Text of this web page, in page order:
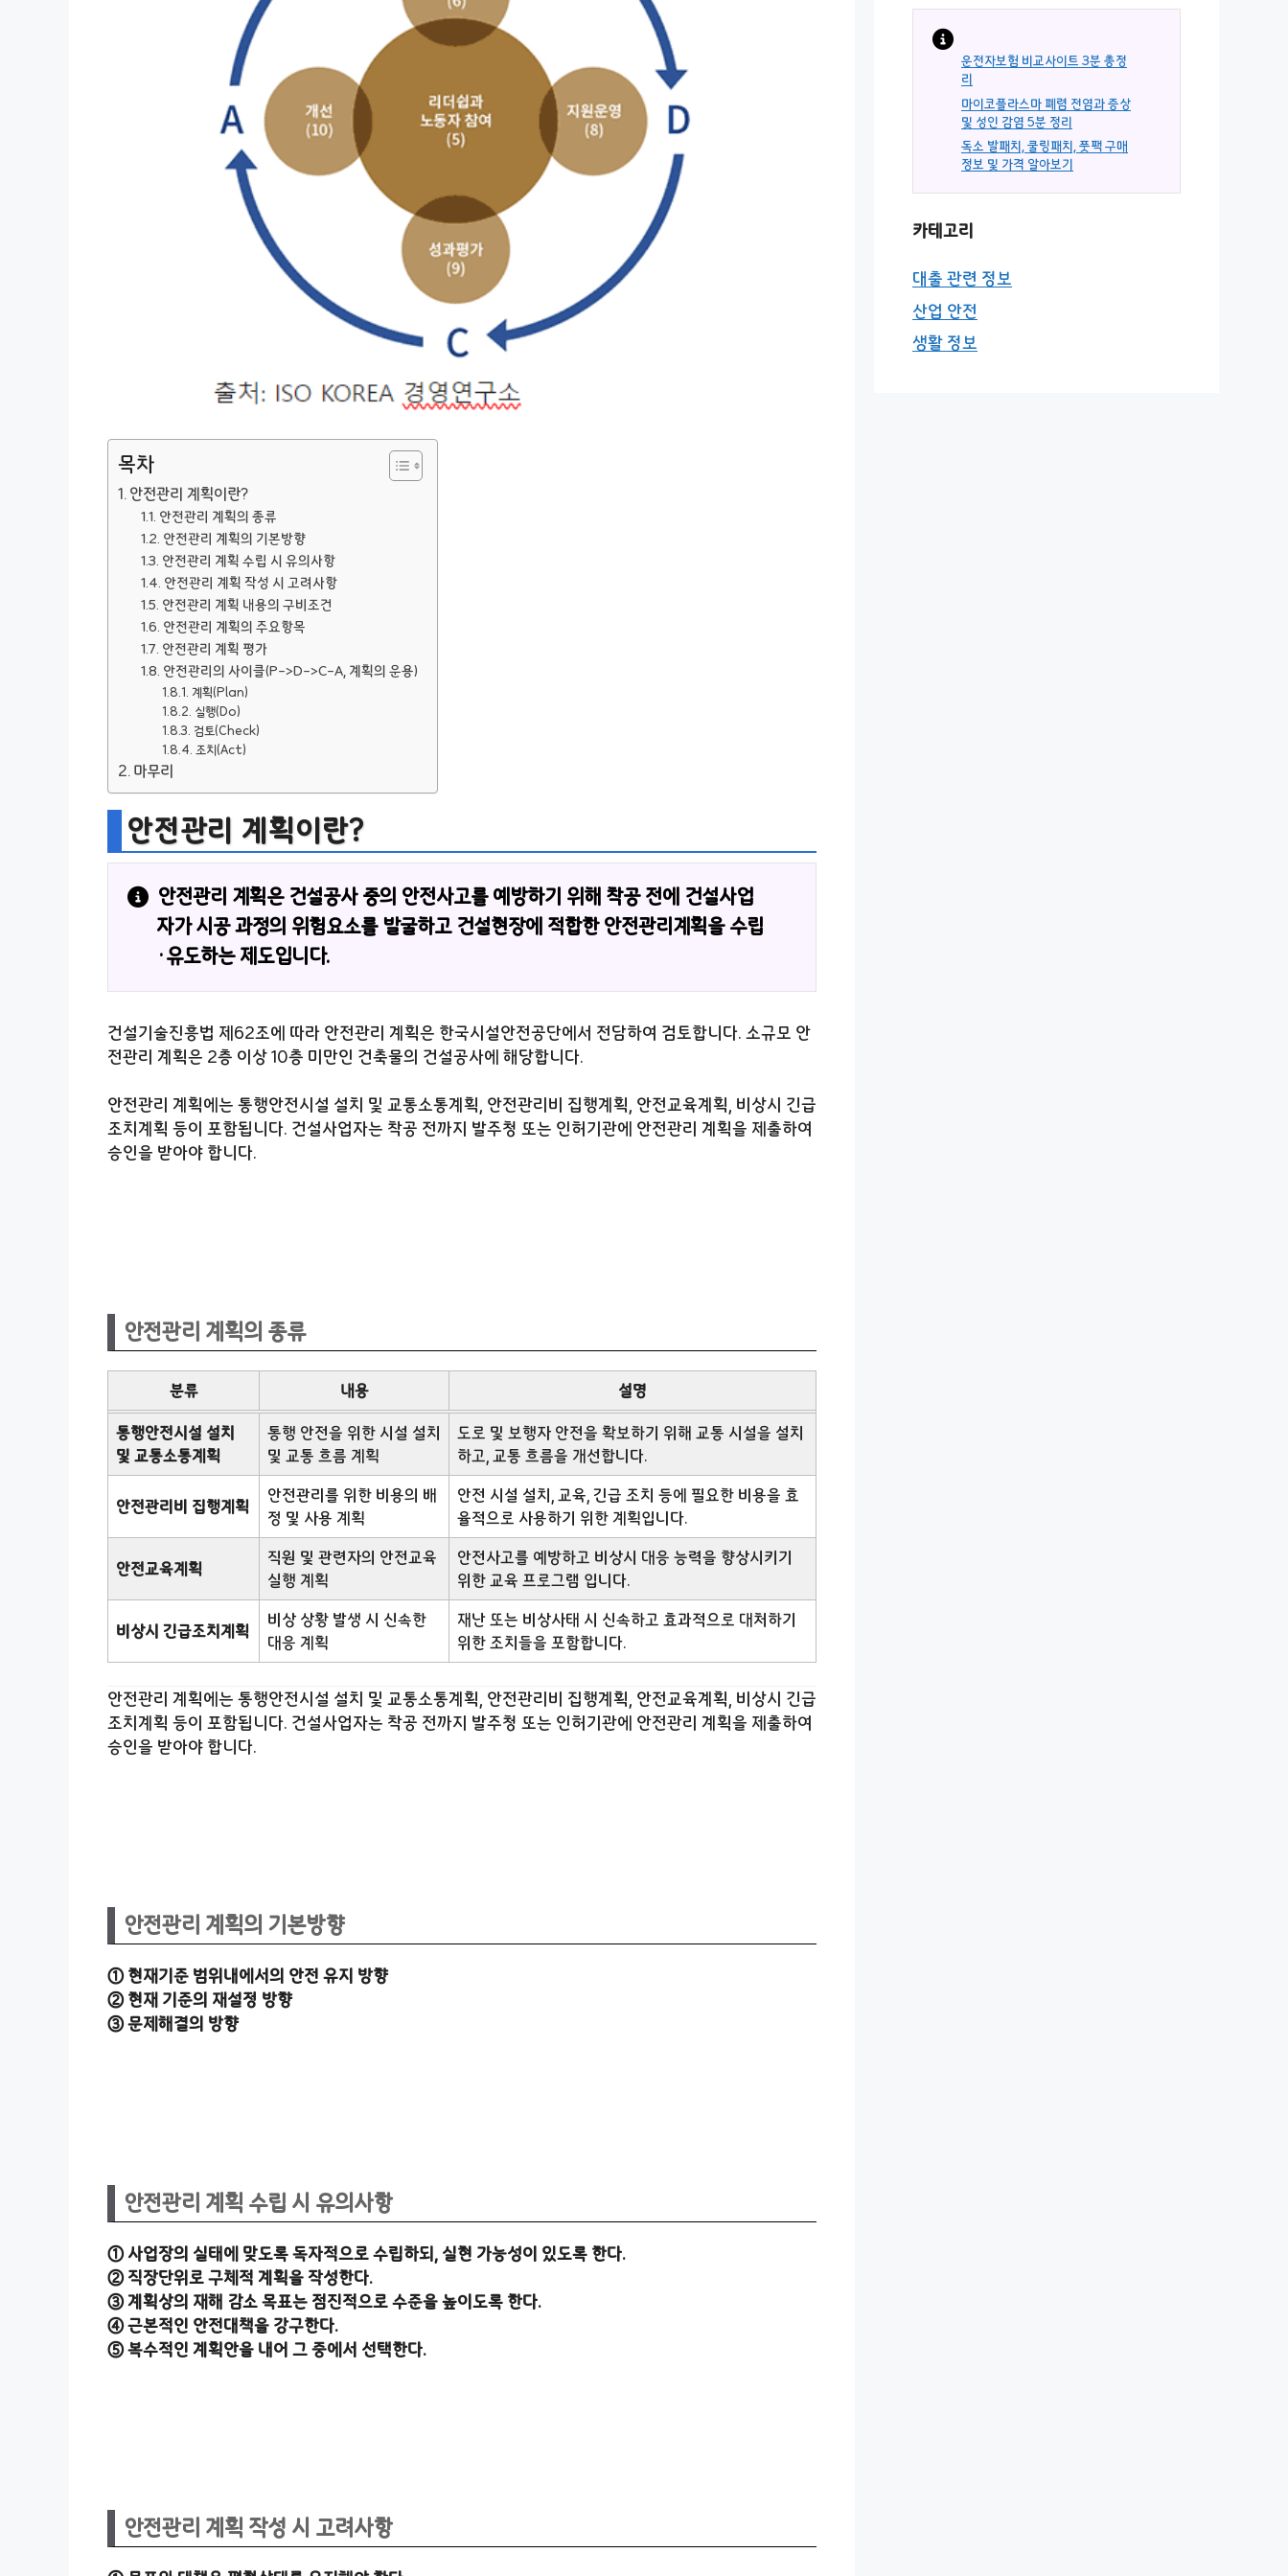
목차
안전관리 계획이란?
안전관리 계획의 종류
안전관리 계획의 기본방향
안전관리 계획 수립 시 유의사항
안전관리 계획 작성 시 고려사항
안전관리 계획 내용의 구비조건
안전관리 계획의 주요항목
안전관리 계획 평가
안전관리의 사이클(P->D->C-A, 계획의 운용)
계획(Plan)
실행(Do)
검토(Check)
조치(Act)
마무리
안전관리 계획이란?
안전관리 계획은 건설공사 중의 안전사고를 예방하기 위해 착공 전에 건설사업
자가 시공 과정의 위험요소를 발굴하고 건설현장에 적합한 안전관리계획을 수립
·유도하는 제도입니다.
건설기술진흥법 제62조에 따라 안전관리 계획은 한국시설안전공단에서 전담하여 검토합니다. 소규모 안
전관리 계획은 2층 이상 10층 미만인 건축물의 건설공사에 해당합니다.
안전관리 계획에는 통행안전시설 설치 및 교통소통계획, 안전관리비 집행계획, 안전교육계획, 비상시 긴급
조치계획 등이 포함됩니다. 건설사업자는 착공 전까지 발주청 또는 인허기관에 안전관리 계획을 제출하여
승인을 받아야 합니다.
안전관리 계획의 종류
분류 내용 설명
통행안전시설 설치
및 교통소통계획
통행 안전을 위한 시설 설치
및 교통 흐름 계획
도로 및 보행자 안전을 확보하기 위해 교통 시설을 설치
하고, 교통 흐름을 개선합니다.
안전관리비 집행계획
안전관리를 위한 비용의 배
정 및 사용 계획
안전 시설 설치, 교육, 긴급 조치 등에 필요한 비용을 효
율적으로 사용하기 위한 계획입니다.
안전교육계획
직원 및 관련자의 안전교육
실행 계획
안전사고를 예방하고 비상시 대응 능력을 향상시키기
위한 교육 프로그램 입니다.
비상시 긴급조치계획
비상 상황 발생 시 신속한
대응 계획
재난 또는 비상사태 시 신속하고 효과적으로 대처하기
위한 조치들을 포함합니다.
안전관리 계획에는 통행안전시설 설치 및 교통소통계획, 안전관리비 집행계획, 안전교육계획, 비상시 긴급
조치계획 등이 포함됩니다. 건설사업자는 착공 전까지 발주청 또는 인허기관에 안전관리 계획을 제출하여
승인을 받아야 합니다.
안전관리 계획의 기본방향
① 현재기준 범위내에서의 안전 유지 방향
② 현재 기준의 재설정 방향
③ 문제해결의 방향
안전관리 계획 수립 시 유의사항
① 사업장의 실태에 맞도록 독자적으로 수립하되, 실현 가능성이 있도록 한다.
② 직장단위로 구체적 계획을 작성한다.
③ 계획상의 재해 감소 목표는 점진적으로 수준을 높이도록 한다.
④ 근본적인 안전대책을 강구한다.
⑤ 복수적인 계획안을 내어 그 중에서 선택한다.
안전관리 계획 작성 시 고려사항
운전자보험 비교사이트 3분 총정
리
마이코플라스마 폐렴 전염과 증상
및 성인 감염 5분 정리
독소 발패치, 쿨링패치, 풋팩 구매
정보 및 가격 알아보기
카테고리
대출 관련 정보
산업 안전
생활 정보